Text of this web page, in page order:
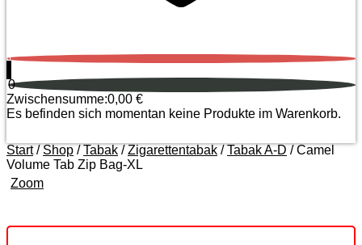
0
0
Zwischensumme:0,00 €
Es befinden sich momentan keine Produkte im Warenkorb.
Start/ Shop /Tabak /Zigarettentabak /Tabak A-D / Camel
Volume Tab Zip Bag-XL
Zoom